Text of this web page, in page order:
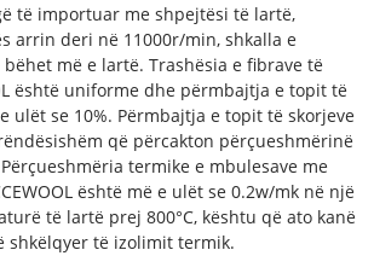
të importuar me shpejtësi të lartë,
arrin deri në 11000r/min, shkalla e
më e lartë. Trashësia e fibrave të
është uniforme dhe përmbajtja e topit të
ulët se 10%. Përmbajtja e topit të skorjeve
që përcakton përçueshmërinë
termike e mbulesave me
është më e ulët se 0.2w/mk në një
të lartë prej 800°C, kështu që ato kanë
shkëlqyer të izolimit termik.